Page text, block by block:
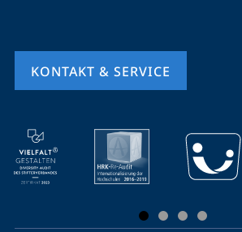
KONTAKT & SERVICE
Mobile-
Service-
Navigation